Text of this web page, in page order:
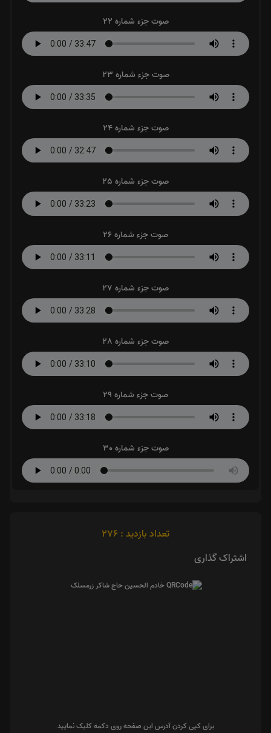
صوت جزء شماره 22
صوت جزء شماره 23
صوت جزء شماره 24
صوت جزء شماره 25
صوت جزء شماره 26
صوت جزء شماره 27
صوت جزء شماره 28
صوت جزء شماره 29
صوت جزء شماره 30
تعداد بازدید : 276
اشتراک گذاری
برای کپی کردن آدرس این صفحه روی دکمه کلیک نمایید